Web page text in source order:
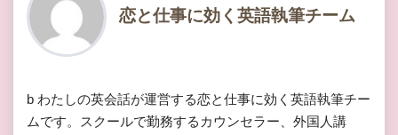
恋と仕事に効く英語執筆チーム
b わたしの英会話が運営する恋と仕事に効く英語執筆チー
ムです。スクールで勤務するカウンセラー、外国人講